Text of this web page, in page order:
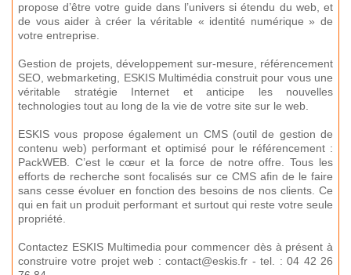
propose d’être votre guide dans l’univers si étendu du web, et
de vous aider à créer la véritable « identité numérique » de
votre entreprise.
Gestion de projets, développement sur-mesure, référencement
SEO, webmarketing, ESKIS Multimédia construit pour vous une
véritable stratégie Internet et anticipe les nouvelles
technologies tout au long de la vie de votre site sur le web.
ESKIS vous propose également un CMS (outil de gestion de
contenu web) performant et optimisé pour le référencement :
PackWEB. C’est le cœur et la force de notre offre. Tous les
efforts de recherche sont focalisés sur ce CMS afin de le faire
sans cesse évoluer en fonction des besoins de nos clients. Ce
qui en fait un produit performant et surtout qui reste votre seule
propriété.
Contactez ESKIS Multimedia pour commencer dès à présent à
construire votre projet web : contact@eskis.fr - tel. : 04 42 26